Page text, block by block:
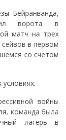
Бейранванда,
ворота в
матч на трех
в первом
со счетом
войны
команда была
лагерь в